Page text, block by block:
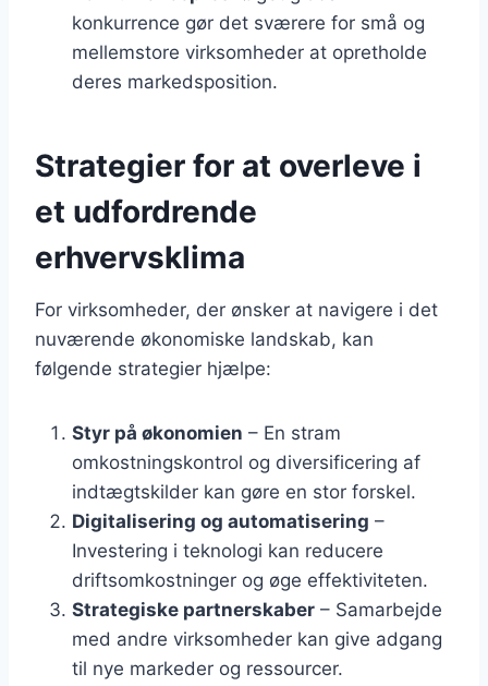
konkurrence gør det sværere for små og
mellemstore virksomheder at opretholde
deres markedsposition.
Strategier for at overleve i
et udfordrende
erhvervsklima
For virksomheder, der ønsker at navigere i det
nuværende økonomiske landskab, kan
følgende strategier hjælpe:
Styr på økonomien – En stram
omkostningskontrol og diversificering af
indtægtskilder kan gøre en stor forskel.
Digitalisering og automatisering –
Investering i teknologi kan reducere
driftsomkostninger og øge effektiviteten.
Strategiske partnerskaber – Samarbejde
med andre virksomheder kan give adgang
til nye markeder og ressourcer.